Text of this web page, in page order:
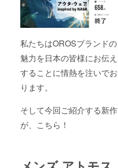
私たちはOROSブランドの
魅力を日本の皆様にお伝え
することに情熱を注いでお
ります。
そして今回ご紹介する新作
が、こちら！